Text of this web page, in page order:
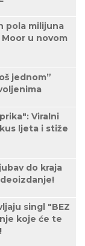
pola milijuna
u novom
jednom”
Viralni
ljeta i stiže
do kraja
singl "BEZ
koje će te